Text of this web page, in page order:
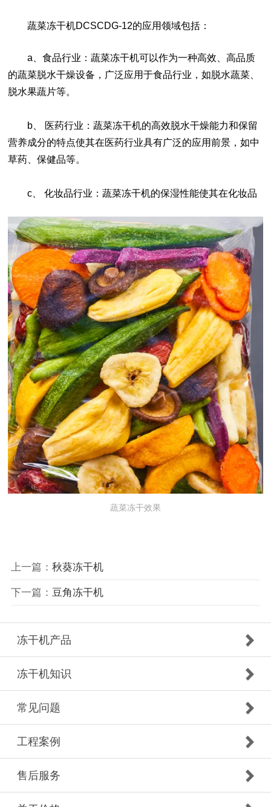
蔬菜冻干机DCSCDG-12的应用领域包括：
a、食品行业：蔬菜冻干机可以作为一种高效、高品质
的蔬菜脱水干燥设备，广泛应用于食品行业，如脱水蔬菜、
脱水果蔬片等。
b、 医药行业：蔬菜冻干机的高效脱水干燥能力和保留
营养成分的特点使其在医药行业具有广泛的应用前景，如中
草药、保健品等。
c、 化妆品行业：蔬菜冻干机的保湿性能使其在化妆品
蔬菜冻干效果
上一篇： 秋葵冻干机
下一篇： 豆角冻干机
冻干机产品
冻干机知识
常见问题
工程案例
售后服务